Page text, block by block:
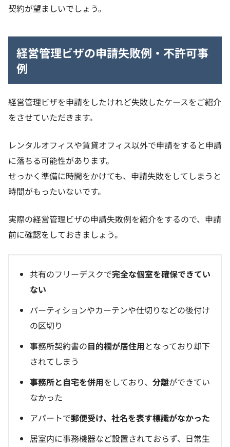
契約が望ましいでしょう。
経営管理ビザの申請失敗例・不許可事
例
経営管理ビザを申請をしたけれど失敗したケースをご紹介
をさせていただきます。
レンタルオフィスや賃貸オフィス以外で申請をすると申請
に落ちる可能性があります。
せっかく準備に時間をかけても、申請失敗をしてしまうと
時間がもったいないです。
実際の経営管理ビザの申請失敗例を紹介をするので、申請
前に確認をしておきましょう。
共有のフリーデスクで完全な個室を確保できてい
ない
パーティションやカーテンや仕切りなどの後付け
の区切り
事務所契約書の目的欄が居住用となっており却下
されてしまう
事務所と自宅を併用をしており、 分離ができてい
なかった
アパートで郵便受け、社名を表す標識がなかった
居室内に事務機器など設置されておらず、日常生